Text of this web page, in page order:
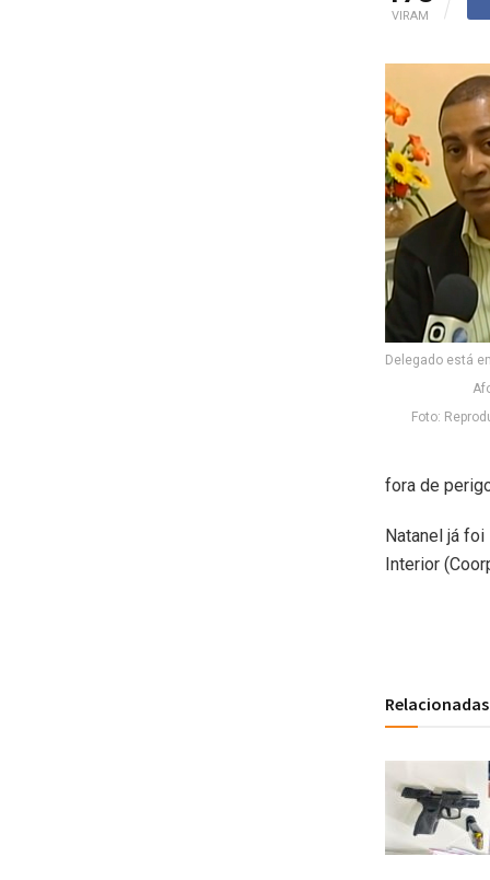
VIRAM
Delegado está
Foto:
fora de
Natanel já
Interior
Relacionadas